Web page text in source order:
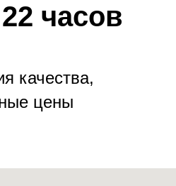
часов
качества,
цены